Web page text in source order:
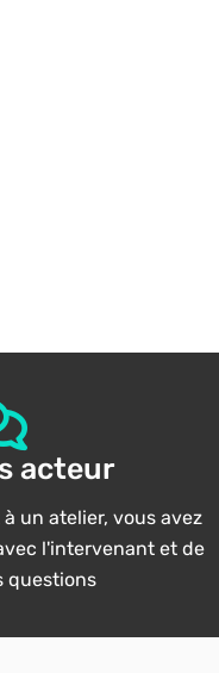
acteur
un atelier, vous avez
l'intervenant et de
questions